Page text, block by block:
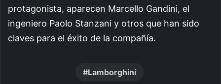
protagonista, aparecen Marcello Gandini, el
ingeniero Paolo Stanzani y otros que han sido
claves para el éxito de la compañía.
Lamborghini